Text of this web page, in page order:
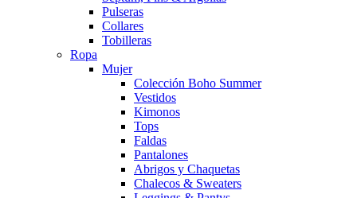
Pulseras
Collares
Tobilleras
Ropa
Mujer
Colección Boho Summer
Vestidos
Kimonos
Tops
Faldas
Pantalones
Abrigos y Chaquetas
Chalecos & Sweaters